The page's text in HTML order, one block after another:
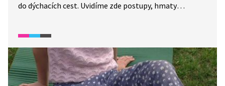
do dýchacích cest. Uvidíme zde postupy, hmaty